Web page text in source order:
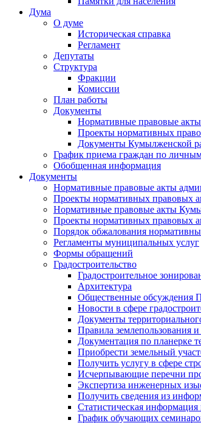
Дума
О думе
Историческая справка
Регламент
Депутаты
Структура
Фракции
Комиссии
План работы
Документы
Нормативные правовые
Проекты нормативных
Документы Кумылженской
График приема граждан по
Обобщенная информация
Документы
Нормативные правовые акты
Проекты нормативных правовых
Нормативные правовые акты
Проекты нормативных правовых
Порядок обжалования
Регламенты муниципальных услуг
Формы обращений
Градостроительство
Градостроительное
Архитектура
Общественные обсуждения
Новости в сфере
Документы
Правила землепользования и
Документация по планерке
Приобрести земельный
Получить услугу в сфере
Исчерпывающие перечни
Экспертиза инженерных
Получить сведения из
Статистическая информация
График обучающих